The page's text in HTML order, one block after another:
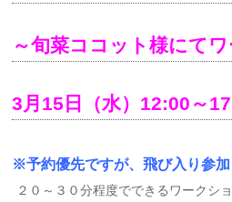
～旬菜ココット様にて
3月15日（水）12:00～
※予約優先ですが、飛び入り参
２０～３０分程度でできるワークショ